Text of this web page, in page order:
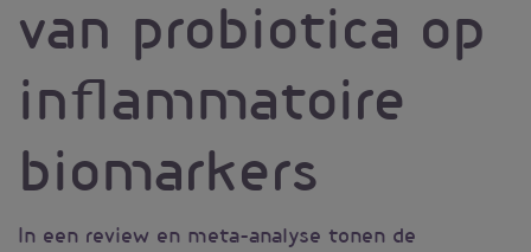
van probiotica op
inflammatoire
biomarkers
In een review en meta-analyse tonen de